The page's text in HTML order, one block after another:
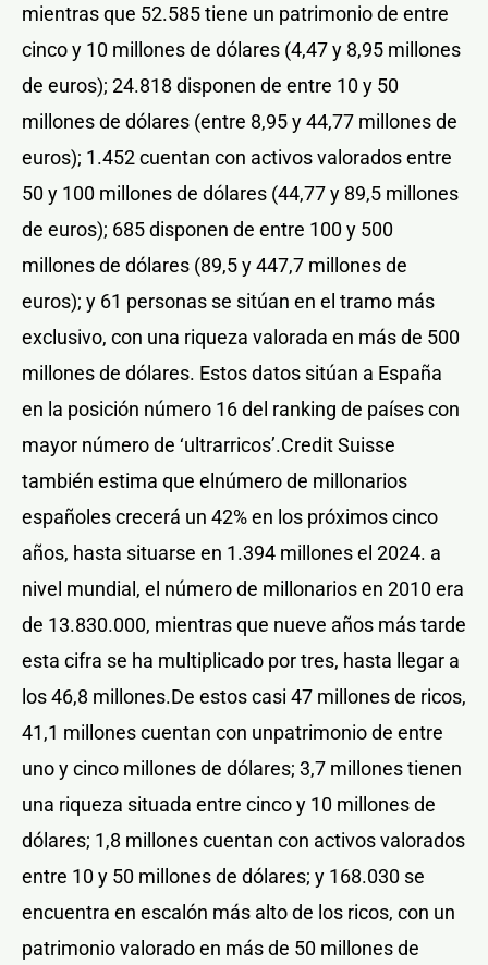
mientras que 52.585 tiene un patrimonio de entre
cinco y 10 millones de dólares (4,47 y 8,95 millones
de euros); 24.818 disponen de entre 10 y 50
millones de dólares (entre 8,95 y 44,77 millones de
euros); 1.452 cuentan con activos valorados entre
50 y 100 millones de dólares (44,77 y 89,5 millones
de euros); 685 disponen de entre 100 y 500
millones de dólares (89,5 y 447,7 millones de
euros); y 61 personas se sitúan en el tramo más
exclusivo, con una riqueza valorada en más de 500
millones de dólares. Estos datos sitúan a España
en la posición número 16 del ranking de países con
mayor número de ‘ultrarricos’.Credit Suisse
también estima que elnúmero de millonarios
españoles crecerá un 42% en los próximos cinco
años, hasta situarse en 1.394 millones el 2024. a
nivel mundial, el número de millonarios en 2010 era
de 13.830.000, mientras que nueve años más tarde
esta cifra se ha multiplicado por tres, hasta llegar a
los 46,8 millones.De estos casi 47 millones de ricos,
41,1 millones cuentan con unpatrimonio de entre
uno y cinco millones de dólares; 3,7 millones tienen
una riqueza situada entre cinco y 10 millones de
dólares; 1,8 millones cuentan con activos valorados
entre 10 y 50 millones de dólares; y 168.030 se
encuentra en escalón más alto de los ricos, con un
patrimonio valorado en más de 50 millones de